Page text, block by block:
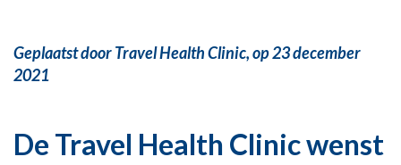
Geplaatst door Travel Health Clinic,op 23 december
2021
De Travel Health Clinic wenst